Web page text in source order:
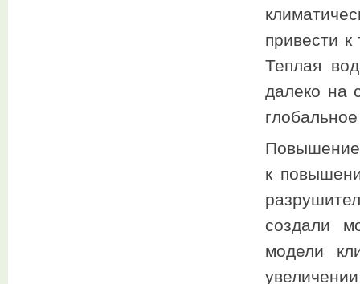
привести к
Теплая
далеко на
к
создали
модели